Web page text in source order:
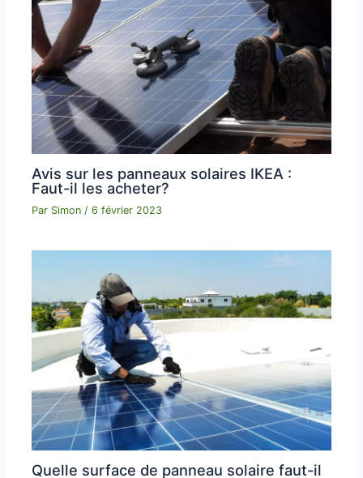
Avis sur les panneaux solaires IKEA :
Faut-il les acheter?
Par Simon /6 février 2023
Quelle surface de panneau solaire faut-il